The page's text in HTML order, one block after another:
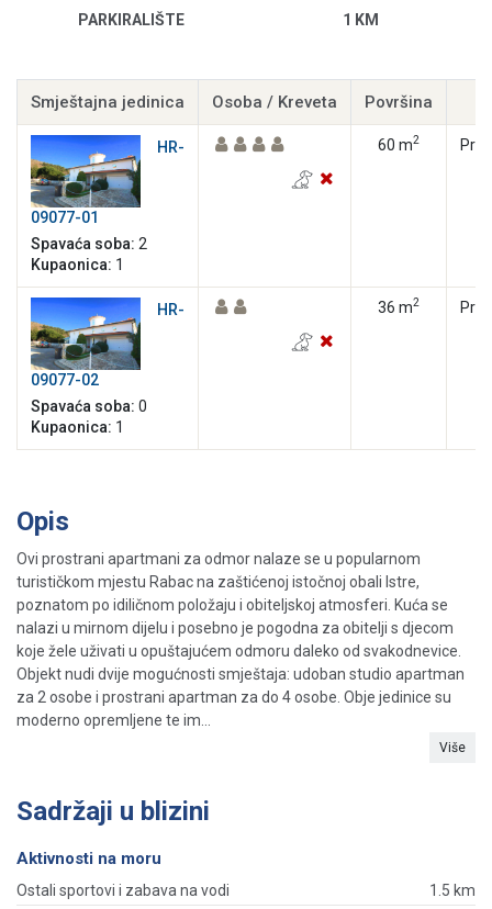
PARKIRALIŠTE 1 KM
Smještajna jedinica Osoba / Kreveta Površina
HR-
09077-01
Spavaća soba: 2
Kupaonica: 1
60 m2
HR-
09077-02
Spavaća soba: 0
Kupaonica: 1
36 m2
Opis
Ovi prostrani apartmani za odmor nalaze se u popularnom
turističkom mjestu Rabac na zaštićenoj istočnoj obali Istre,
poznatom po idiličnom položaju i obiteljskoj atmosferi. Kuća se
nalazi u mirnom dijelu i posebno je pogodna za obitelji s djecom
koje žele uživati ​​u opuštajućem odmoru daleko od svakodnevice.
Objekt nudi dvije mogućnosti smještaja: udoban studio apartman
za 2 osobe i prostrani apartman za do 4 osobe. Obje jedinice su
moderno opremljene te im...
Više
Sadržaji u blizini
Aktivnosti na moru
Ostali sportovi i zabava na vodi
1.5 km